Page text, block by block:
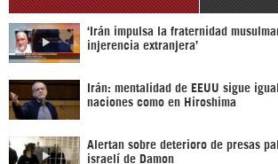
‘Irán impulsa la fraternidad
injerencia extranjera’
Irán: mentalidad de EEUU sigue
naciones como en Hiroshima
Alertan sobre deterioro de presas
israelí de Damon